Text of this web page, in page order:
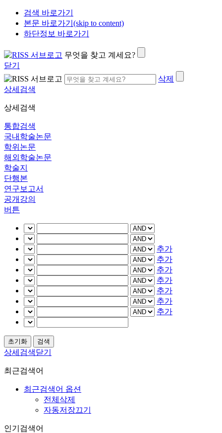
검색 바로가기
본문 바로가기(skip to content)
하단정보 바로가기
무엇을 찾고 계세요?
닫기
삭제
상세검색
상세검색
통합검색
국내학술논문
학위논문
해외학술논문
학술지
단행본
연구보고서
공개강의
버튼
추가
추가
추가
추가
추가
추가
추가
상세검색닫기
최근검색어
최근검색어 옵션
전체삭제
자동저장끄기
인기검색어